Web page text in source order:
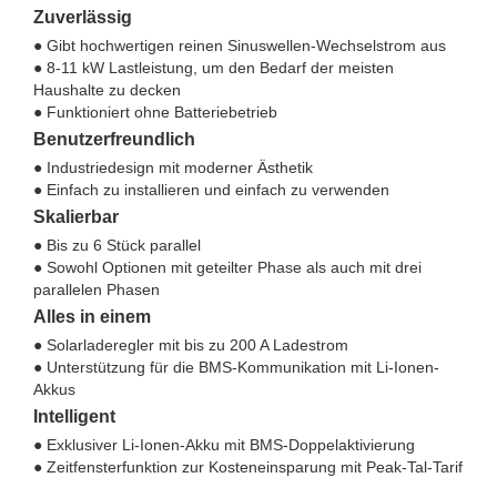
Zuverlässig
● Gibt hochwertigen reinen Sinuswellen-Wechselstrom aus
● 8-11 kW Lastleistung, um den Bedarf der meisten
Haushalte zu decken
● Funktioniert ohne Batteriebetrieb
Benutzerfreundlich
● Industriedesign mit moderner Ästhetik
● Einfach zu installieren und einfach zu verwenden
Skalierbar
● Bis zu 6 Stück parallel
● Sowohl Optionen mit geteilter Phase als auch mit drei
parallelen Phasen
Alles in einem
● Solarladeregler mit bis zu 200 A Ladestrom
● Unterstützung für die BMS-Kommunikation mit Li-Ionen-
Akkus
Intelligent
● Exklusiver Li-Ionen-Akku mit BMS-Doppelaktivierung
● Zeitfensterfunktion zur Kosteneinsparung mit Peak-Tal-Tarif